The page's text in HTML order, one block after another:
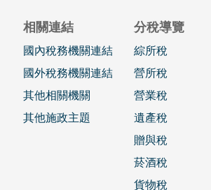
相關連結
國內稅務機關連結
國外稅務機關連結
其他相關機關
其他施政主題
分稅導覽
綜所稅
營所稅
營業稅
遺產稅
贈與稅
菸酒稅
貨物稅